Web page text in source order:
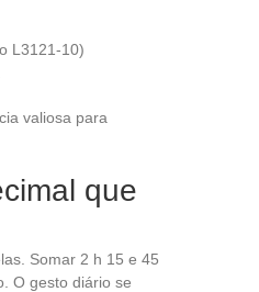
L3121-10)
valiosa para
que
Somar 2 h 15 e 45
O gesto diário se